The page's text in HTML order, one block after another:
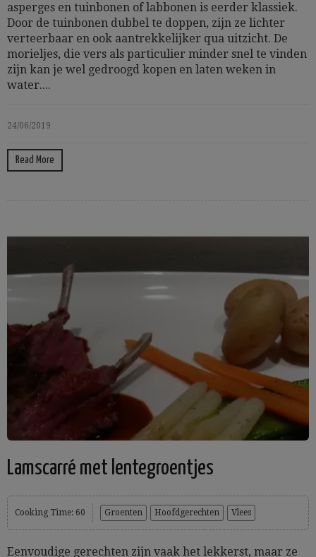
asperges en tuinbonen of labbonen is eerder klassiek.
Door de tuinbonen dubbel te doppen, zijn ze lichter
verteerbaar en ook aantrekkelijker qua uitzicht. De
morieljes, die vers als particulier minder snel te vinden
zijn kan je wel gedroogd kopen en laten weken in
water....
24/06/2019
Read More
Lamscarré met lentegroentjes
Cooking Time: 60 Groenten Hoofdgerechten Vlees
Eenvoudige gerechten zijn vaak het lekkerst, maar ze